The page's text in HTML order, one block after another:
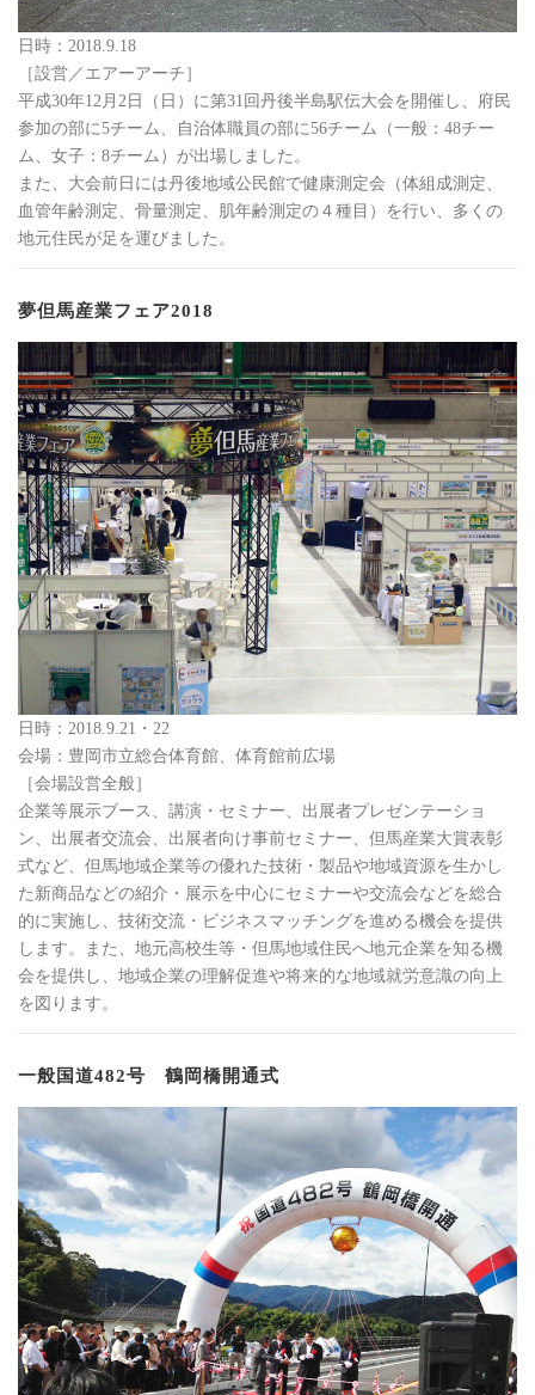
日時：2018.9.18
［設営／エアーアーチ］
平成30年12月2日（日）に第31回丹後半島駅伝大会を開催し、府民
参加の部に5チーム、自治体職員の部に56チーム（一般：48チー
ム、女子：8チーム）が出場しました。
また、大会前日には丹後地域公民館で健康測定会（体組成測定、
血管年齢測定、骨量測定、肌年齢測定の４種目）を行い、多くの
地元住民が足を運びました。
夢但馬産業フェア2018
日時：2018.9.21・22
会場：豊岡市立総合体育館、体育館前広場
［会場設営全般］
企業等展示ブース、講演・セミナー、出展者プレゼンテーショ
ン、出展者交流会、出展者向け事前セミナー、但馬産業大賞表彰
式など、但馬地域企業等の優れた技術・製品や地域資源を生かし
た新商品などの紹介・展示を中心にセミナーや交流会などを総合
的に実施し、技術交流・ビジネスマッチングを進める機会を提供
します。また、地元高校生等・但馬地域住民へ地元企業を知る機
会を提供し、地域企業の理解促進や将来的な地域就労意識の向上
を図ります。
一般国道482号 鶴岡橋開通式